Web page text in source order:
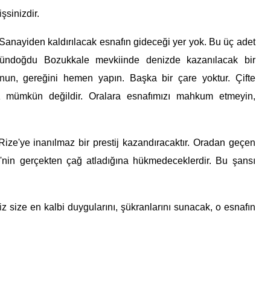
Sanayiden kaldırılacak esnafın gideceği yer yok. Bu üç adet
Bozukkale mevkiinde denizde kazanılacak bir
gereğini hemen yapın. Başka bir çare yoktur. Çifte
değildir. Oralara esnafımızı mahkum etmeyin,
inanılmaz bir prestij kazandıracaktır. Oradan geçen
gerçekten çağ atladığına hükmedeceklerdir. Bu şansı
size en kalbi duygularını, şükranlarını sunacak, o esnafın